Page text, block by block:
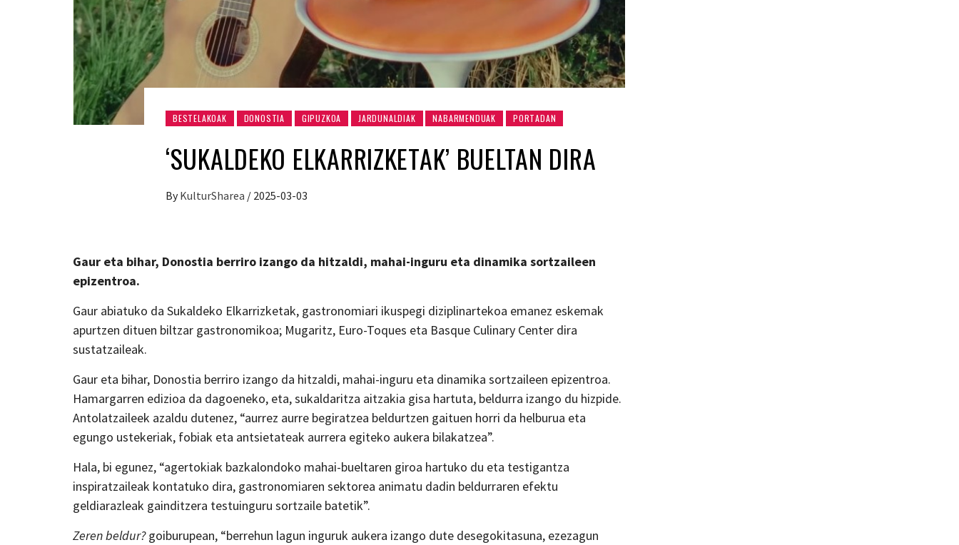
BESTELAKOAK DONOSTIA GIPUZKOA JARDUNALDIAK NABARMENDUAK PORTADAN
‘SUKALDEKO ELKARRIZKETAK’ BUELTAN DIRA
By KulturSharea / 2025-03-03
Gaur eta bihar, Donostia berriro izango da hitzaldi, mahai-inguru eta dinamika sortzaileen
epizentroa.
Gaur abiatuko da Sukaldeko Elkarrizketak, gastronomiari ikuspegi diziplinartekoa emanez eskemak
apurtzen dituen biltzar gastronomikoa; Mugaritz, Euro-Toques eta Basque Culinary Center dira
sustatzaileak.
Gaur eta bihar, Donostia berriro izango da hitzaldi, mahai-inguru eta dinamika sortzaileen epizentroa.
Hamargarren edizioa da dagoeneko, eta, sukaldaritza aitzakia gisa hartuta, beldurra izango du hizpide.
Antolatzaileek azaldu dutenez, “aurrez aurre begiratzea beldurtzen gaituen horri da helburua eta
egungo ustekeriak, fobiak eta antsietateak aurrera egiteko aukera bilakatzea”.
Hala, bi egunez, “agertokiak bazkalondoko mahai-bueltaren giroa hartuko du eta testigantza
inspiratzaileak kontatuko dira, gastronomiaren sektorea animatu dadin beldurraren efektu
geldiarazleak gainditzera testuinguru sortzaile batetik”.
Zeren beldur?goiburupean, “berrehun lagun inguruk aukera izango dute desegokitasuna, ezezagun